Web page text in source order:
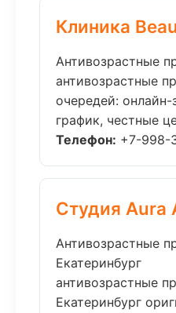
Клиника
Антивозрастные
антивозрастные
очередей: онлайн-
график, честные
Телефон: +7-998-
Студия Aura
Антивозрастные
Екатеринбург
антивозрастные
Екатеринбург